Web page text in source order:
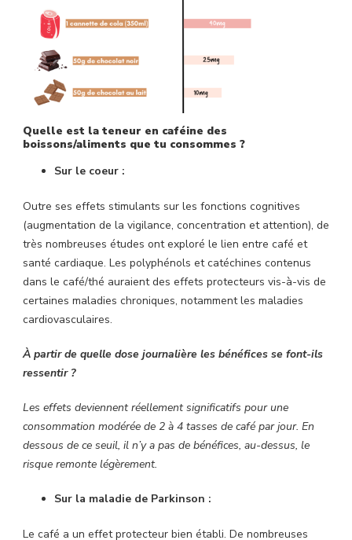
Quelle est la teneur en caféine des
boissons/aliments que tu consommes ?
Sur le coeur :
Outre ses effets stimulants sur les fonctions cognitives
(augmentation de la vigilance, concentration et attention), de
très nombreuses études ont exploré le lien entre café et
santé cardiaque. Les polyphénols et catéchines contenus
dans le café/thé auraient des effets protecteurs vis-à-vis de
certaines maladies chroniques, notamment les maladies
cardiovasculaires.
À partir de quelle dose journalière les bénéfices se font-ils
ressentir ?
Les effets deviennent réellement significatifs pour une
consommation modérée de 2 à 4 tasses de café par jour. En
dessous de ce seuil, il n’y a pas de bénéfices, au-dessus, le
risque remonte légèrement.
Sur la maladie de Parkinson :
Le café a un effet protecteur bien établi. De nombreuses